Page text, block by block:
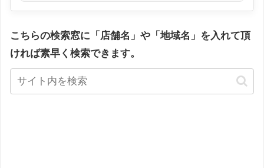
こちらの検索窓に「店舗名」や「地域名」を入れて頂
ければ素早く検索できます。